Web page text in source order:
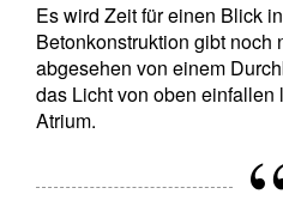
Es wird Zeit für einen Blick
Betonkonstruktion gibt noch
abgesehen von einem
das Licht von oben einfallen
Atrium.